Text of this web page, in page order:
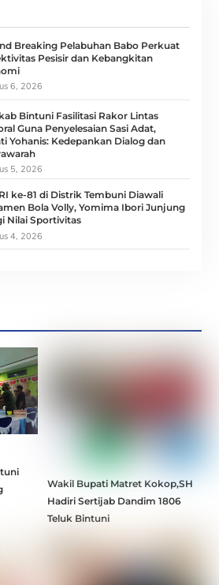
Breaking Pelabuhan Babo Perkuat
Pesisir dan Kebangkitan
6, 2026
Bintuni Fasilitasi Rakor Lintas
Guna Penyelesaian Sasi Adat,
Yohanis: Kedepankan Dialog dan
5, 2026
ke-81 di Distrik Tembuni Diawali
Bola Volly, Yomima Ibori Junjung
Nilai Sportivitas
4, 2026
Wakil Bupati Matret Kokop,SH
Hadiri Sertijab Dandim 1806
Teluk Bintuni